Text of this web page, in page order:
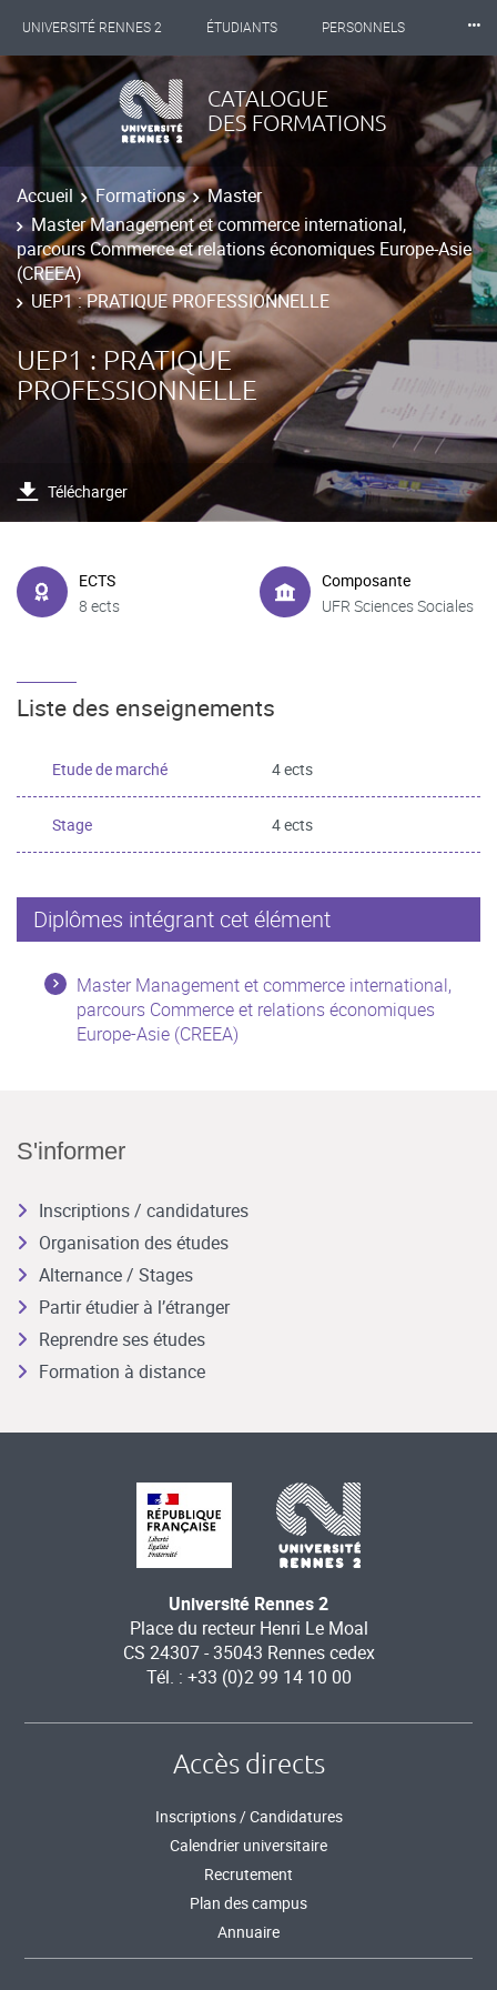
UNIVERSITÉ RENNES 2 ÉTUDIANTS PERSONNELS
INTERNATIONAL PROFESSIONNELS BIBLIOTHÈQUES
LES NOUVELLES DE RENNES 2
⸱⸱⸱
CATALOGUE
DES FORMATIONS
Accueil Formations
Master
Master Management et commerce international,
parcours Commerce et relations économiques Europe-Asie
(CREEA)
UEP1 : PRATIQUE PROFESSIONNELLE
UEP1 : PRATIQUE
PROFESSIONNELLE
Télécharger
ECTS
8 ects
Composante
UFR Sciences Sociales
Liste des enseignements
Etude de marché 4 ects
Stage 4 ects
Diplômes intégrant cet élément
Master Management et commerce international,
parcours Commerce et relations économiques
Europe-Asie (CREEA)
S'informer
Inscriptions / candidatures
Organisation des études
Alternance / Stages
Partir étudier à l’étranger
Reprendre ses études
Formation à distance
Université Rennes 2
Place du recteur Henri Le Moal
CS 24307 - 35043 Rennes cedex
Tél. : +33 (0)2 99 14 10 00
Accès directs
Inscriptions / Candidatures
Calendrier universitaire
Recrutement
Plan des campus
Annuaire